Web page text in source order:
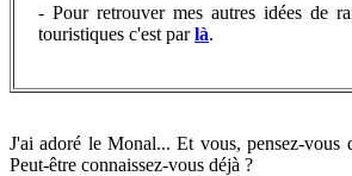
- Pour retrouver mes autres idées de
touristiques c'est parlà.
J'ai adoré le Monal... Et vous, pensez-vous
Peut-être connaissez-vous déjà ?